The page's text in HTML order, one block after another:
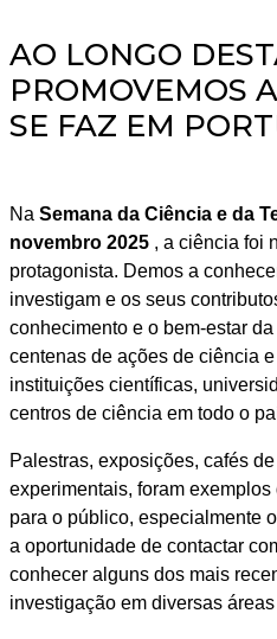
AO LONGO
PROMOVEMOS
SE FAZ EM
Na Semana da Ciência e da
novembro 2025 , a ciência foi
protagonista. Demos a
investigam e os seus
conhecimento e o bem-estar
centenas de ações de ciência
instituições científicas,
centros de ciência em todo o
Palestras, exposições, cafés
experimentais, foram
para o público, especialmente
a oportunidade de contactar
conhecer alguns dos mais
investigação em diversas